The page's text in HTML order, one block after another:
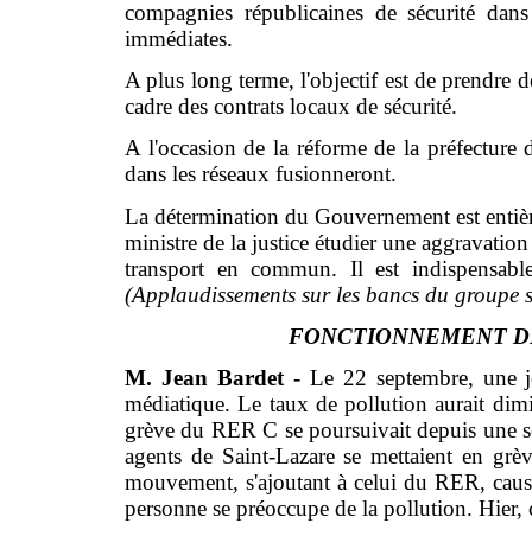
compagnies républicaines de sécurité
immédiates.
A plus long terme, l'objectif est de prendre
cadre des contrats locaux de sécurité.
A l'occasion de la réforme de la préfecture
dans les réseaux fusionneront.
La détermination du Gouvernement est
ministre de la justice étudier une
transport en commun. Il est
(Applaudissements sur les bancs du
FONCTIONNEMENT
M. Jean Bardet - Le 22 septembre, une
médiatique. Le taux de pollution aurait
grève du RER C se poursuivait depuis une
agents de Saint-Lazare se mettaient en
mouvement, s'ajoutant à celui du RER,
personne se préoccupe de la pollution.